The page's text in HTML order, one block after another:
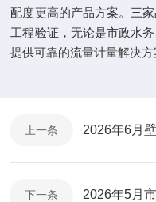
配度更高的产品方案。三
工程验证，无论是市政水
提供可靠的流量计量解决方
上一条
下一条